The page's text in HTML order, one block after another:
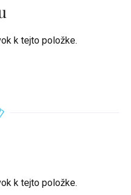
k tejto položke.
k tejto položke.